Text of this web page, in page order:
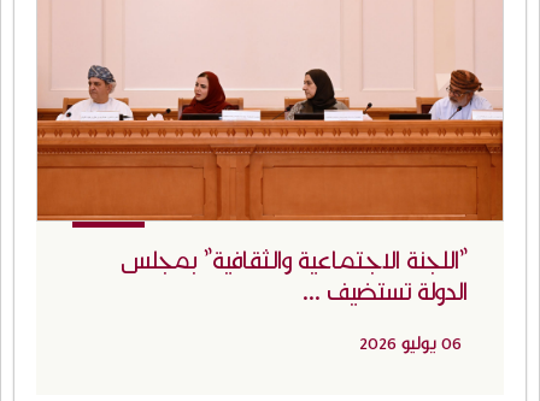
"اللجنة الاجتماعية والثقافية" بمجلس
الدولة تستضيف ...
06 يوليو 2026